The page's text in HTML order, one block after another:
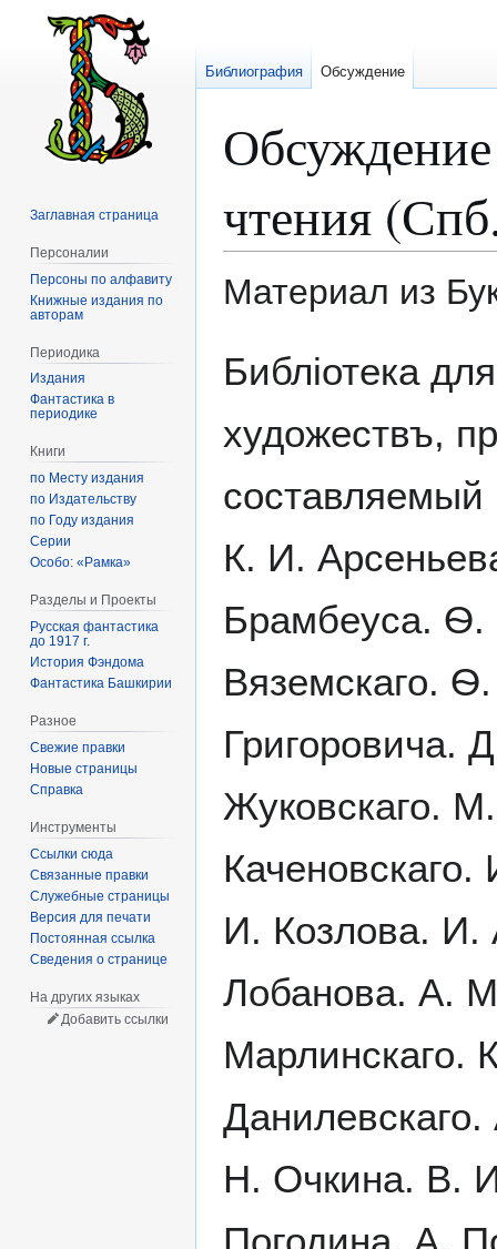
чтения
Материал из
Библіотека
художествъ,
составляемый
К. И.
Брамбеуса. Ѳ.
Вяземскаго.
Жуковскаго.
И. Козлова. И.
Лобанова. А.
Марлинскаго.
Н. Очкина. В.
Погодина. А.
Библиография Обсуждение
Заглавная страница
Персоналии
Персоны по алфавиту
Книжные издания по
авторам
Периодика
Издания
Фантастика в
периодике
Книги
по Месту издания
по Издательству
по Году издания
Серии
Особо: «Рамка»
Разделы и Проекты
Русская фантастика
до 1917 г.
История Фэндома
Фантастика Башкирии
Разное
Свежие правки
Новые страницы
Справка
Инструменты
Ссылки сюда
Связанные правки
Служебные страницы
Версия для печати
Постоянная ссылка
Сведения о странице
На других языках
Добавить ссылки